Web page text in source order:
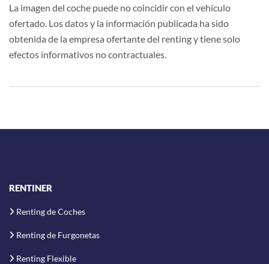
La imagen del coche puede no coincidir con el vehículo
ofertado. Los datos y la información publicada ha sido
obtenida de la empresa ofertante del renting y tiene solo
efectos informativos no contractuales.
RENTINER
Renting de Coches
Renting de Furgonetas
Renting Flexible